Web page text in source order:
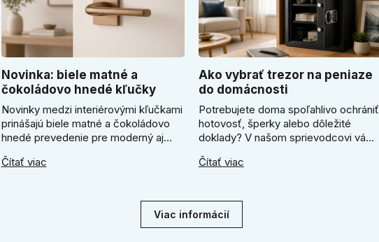
Novinka: biele matné a
čokoládovo hnedé kľučky
Novinky medzi interiérovými kľučkami
prinášajú biele matné a čokoládovo
hnedé prevedenie pre moderný aj
poradíme, kedy zvoliť svetlú Super
okrúhlym a štvorcovým štítom. Nové
Čítať viac
Ako vybrať trezor na peniaze
do domácnosti
Potrebujete doma spoľahlivo ochrániť
hotovosť, šperky alebo dôležité
doklady? V našom sprievodcovi vám
Zistíte, či radšej zvoliť elektronický
ukotvenie.
Čítať viac
Viac informácií